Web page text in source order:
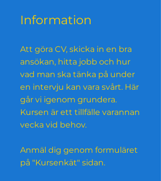
Information
Att göra CV, skicka in en bra
ansökan, hitta jobb och hur
vad man ska tänka på under
en intervju kan vara svårt. Här
går vi igenom grundera.
Kursen är ett tillfälle varannan
vecka vid behov.
Anmäl dig genom formuläret
på "Kursenkät" sidan.